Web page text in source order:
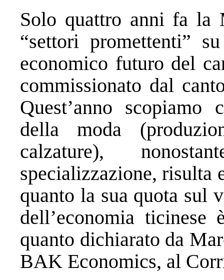
Solo quattro anni fa la
“settori promettenti”
economico futuro del
commissionato dal
Quest’anno scopiamo
della moda
calzature),
specializzazione, risulta
quanto la sua quota sul
dell’economia ticinese
quanto dichiarato da
BAK Economics, al